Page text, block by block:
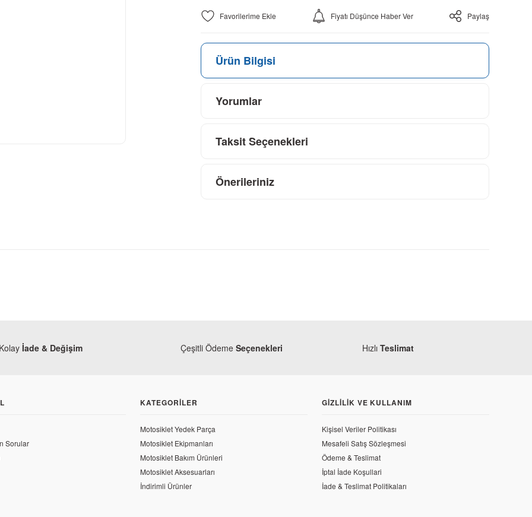
Fiyatı Düşünce Haber Ver Paylaş
Ürün Bilgisi
Yorumlar
Taksit Seçenekleri
Önerileriniz
Honda CRF 250 L Orjinal Yağ Pompa Dişlisi
Honda CRF 250 L Yağ Süzgeci
227,10 TL
Kolay İade & Değişim Çeşitli Ödeme Seçenekleri Hızlı Teslimat
Sorular
KATEGORILER
Motosiklet Yedek Parça
Motosiklet Ekipmanları
Motosiklet Bakım Ürünleri
Motosiklet Aksesuarları
İndirimli Ürünler
GIZLILIK VE KULLANIM
Kişisel Veriler Politikası
Mesafeli Satış Sözleşmesi
Ödeme & Teslimat
İptal İade Koşullari
İade & Teslimat Politikaları